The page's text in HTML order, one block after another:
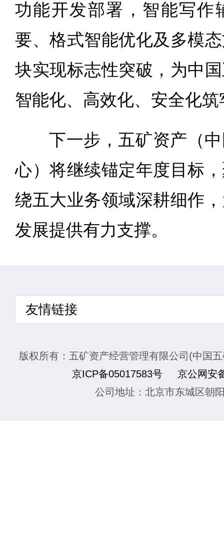
功能开发部署，智能写作
要、格式智能优化及多模
块实现标志性突破，为中
智能化、高效化、安全化
下一步，五矿资产（
心）将继续锚定年度目标
绕五大业务领域深耕细作
发展提供有力支撑。
友情链接
版权所有：五矿资产经营管理有限公司(中国
京ICP备05017583号
京公网安
公司地址：北京市东城区朝